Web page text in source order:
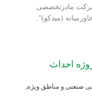
مادرتخصصی
(میدکو)”.
احداث
صنعتی و مناطق ویژه